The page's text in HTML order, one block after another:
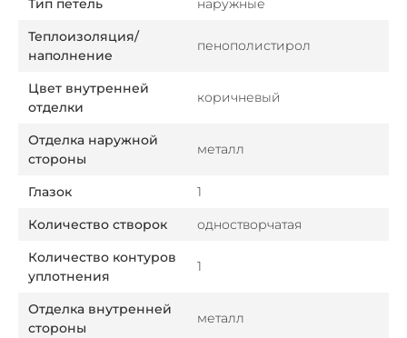
Тип петель
наружные
Теплоизоляция/
наполнение
пенополистирол
Цвет внутренней
отделки
коричневый
Отделка наружной
стороны
металл
Глазок
1
Количество створок
одностворчатая
Количество контуров
уплотнения
1
Отделка внутренней
стороны
металл